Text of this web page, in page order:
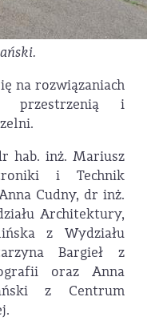
na rozwiązaniach
przestrzenią i
hab. inż. Mariusz
i Technik
Cudny, dr inż.
Architektury,
z Wydziału
Bargieł z
oraz Anna
z Centrum